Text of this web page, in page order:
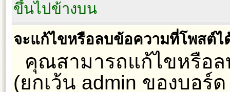
ขึ้นไปข้างบน
จะแก้ไขหรือลบข้อความที่โพสต์ไ
คุณสามารถแก้ไขหรือ
(ยกเว้น admin ของบอร์